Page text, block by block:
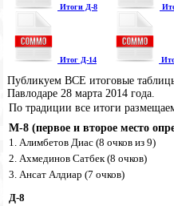
Итоги Д-8
Итог Д-14
Публикуем ВСЕ итоговые
Павлодаре 28 марта 2014 года.
По традиции все итоги
М-8 (первое и второе место
1. Алимбетов Диас (8 очков из 9)
2. Ахмединов Сатбек (8 очков)
3. Ансат Алдиар (7 очков)
Д-8